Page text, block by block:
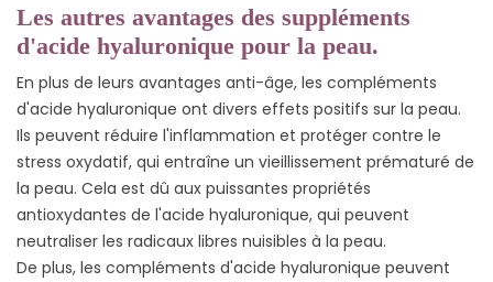
Les autres avantages des suppléments
d'acide hyaluronique pour la peau.
En plus de leurs avantages anti-âge, les compléments
d'acide hyaluronique ont divers effets positifs sur la peau.
Ils peuvent réduire l'inflammation et protéger contre le
stress oxydatif, qui entraîne un vieillissement prématuré de
la peau. Cela est dû aux puissantes propriétés
antioxydantes de l'acide hyaluronique, qui peuvent
neutraliser les radicaux libres nuisibles à la peau.
De plus, les compléments d'acide hyaluronique peuvent